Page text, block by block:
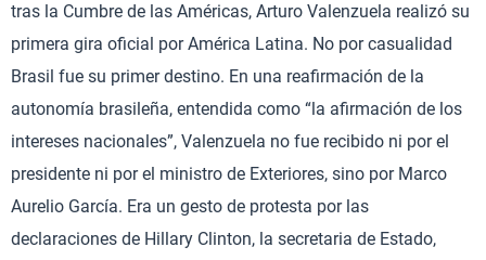
tras la Cumbre de las Américas, Arturo Valenzuela realizó su
primera gira oficial por América Latina. No por casualidad
Brasil fue su primer destino. En una reafirmación de la
autonomía brasileña, entendida como “la afirmación de los
intereses nacionales”, Valenzuela no fue recibido ni por el
presidente ni por el ministro de Exteriores, sino por Marco
Aurelio García. Era un gesto de protesta por las
declaraciones de Hillary Clinton, la secretaria de Estado,